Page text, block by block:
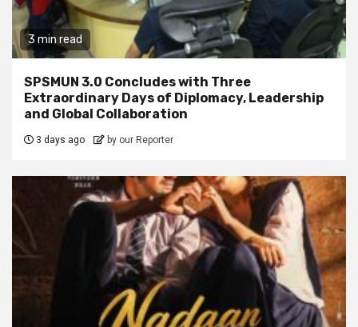
3 min read
SPSMUN 3.0 Concludes with Three
Extraordinary Days of Diplomacy, Leadership
and Global Collaboration
3 days ago by our Reporter